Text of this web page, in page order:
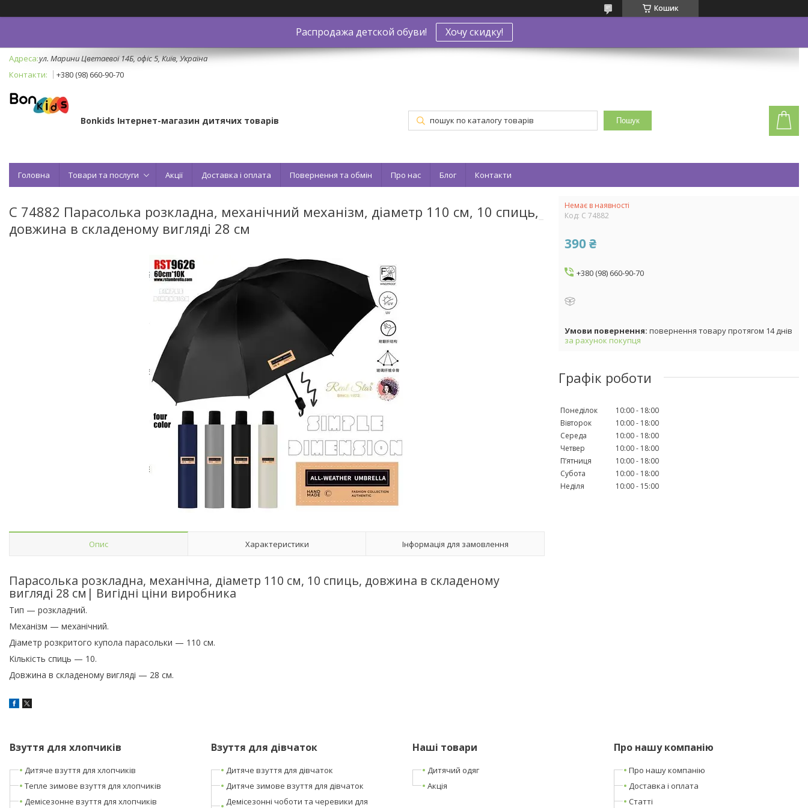
Кошик
Распродажа детской обуви! Хочу скидку!
ул. Марини Цветаевої 14Б, офіс 5, Київ, Україна
+380 (98) 660-90-70
Bonkids Інтернет-магазин дитячих товарів Пошук
Головна Товари та послуги Акції Доставка і оплата Повернення та обмін Про нас Блог Контакти
C 74882 Парасолька розкладна, механічний механізм, діаметр 110 см, 10 спиць,
довжина в складеному вигляді 28 см
Опис Характеристики Інформація для замовлення
Парасолька розкладна, механічна, діаметр 110 см, 10 спиць, довжина в складеному
вигляді 28 см| Вигідні ціни виробника
Тип — розкладний.
Механізм — механічний.
Діаметр розкритого купола парасольки — 110 см.
Кількість спиць — 10.
Довжина в складеному вигляді — 28 см.
Немає в наявності
Код: C 74882
390 ₴
+380 (98) 660-90-70
повернення товару протягом 14 днів
за рахунок покупця
Графік роботи
Понеділок 10:00
18:00
Вівторок
10:00
18:00
Середа
10:00
18:00
Четвер
10:00
18:00
Пʼятниця
10:00
18:00
Субота
10:00
18:00
Неділя
10:00 15:00
Взуття для хлопчиків
Дитяче взуття для хлопчиків
Тепле зимове взуття для хлопчиків
Демісезонне взуття для хлопчиків
Взуття для дівчаток
Дитяче взуття для дівчаток
Дитяче зимове взуття для дівчаток
Демісезонні чоботи та черевики для
Наші товари
Дитячий одяг
Акція
Про нашу компанію
Про нашу компанію
Доставка і оплата
Статті